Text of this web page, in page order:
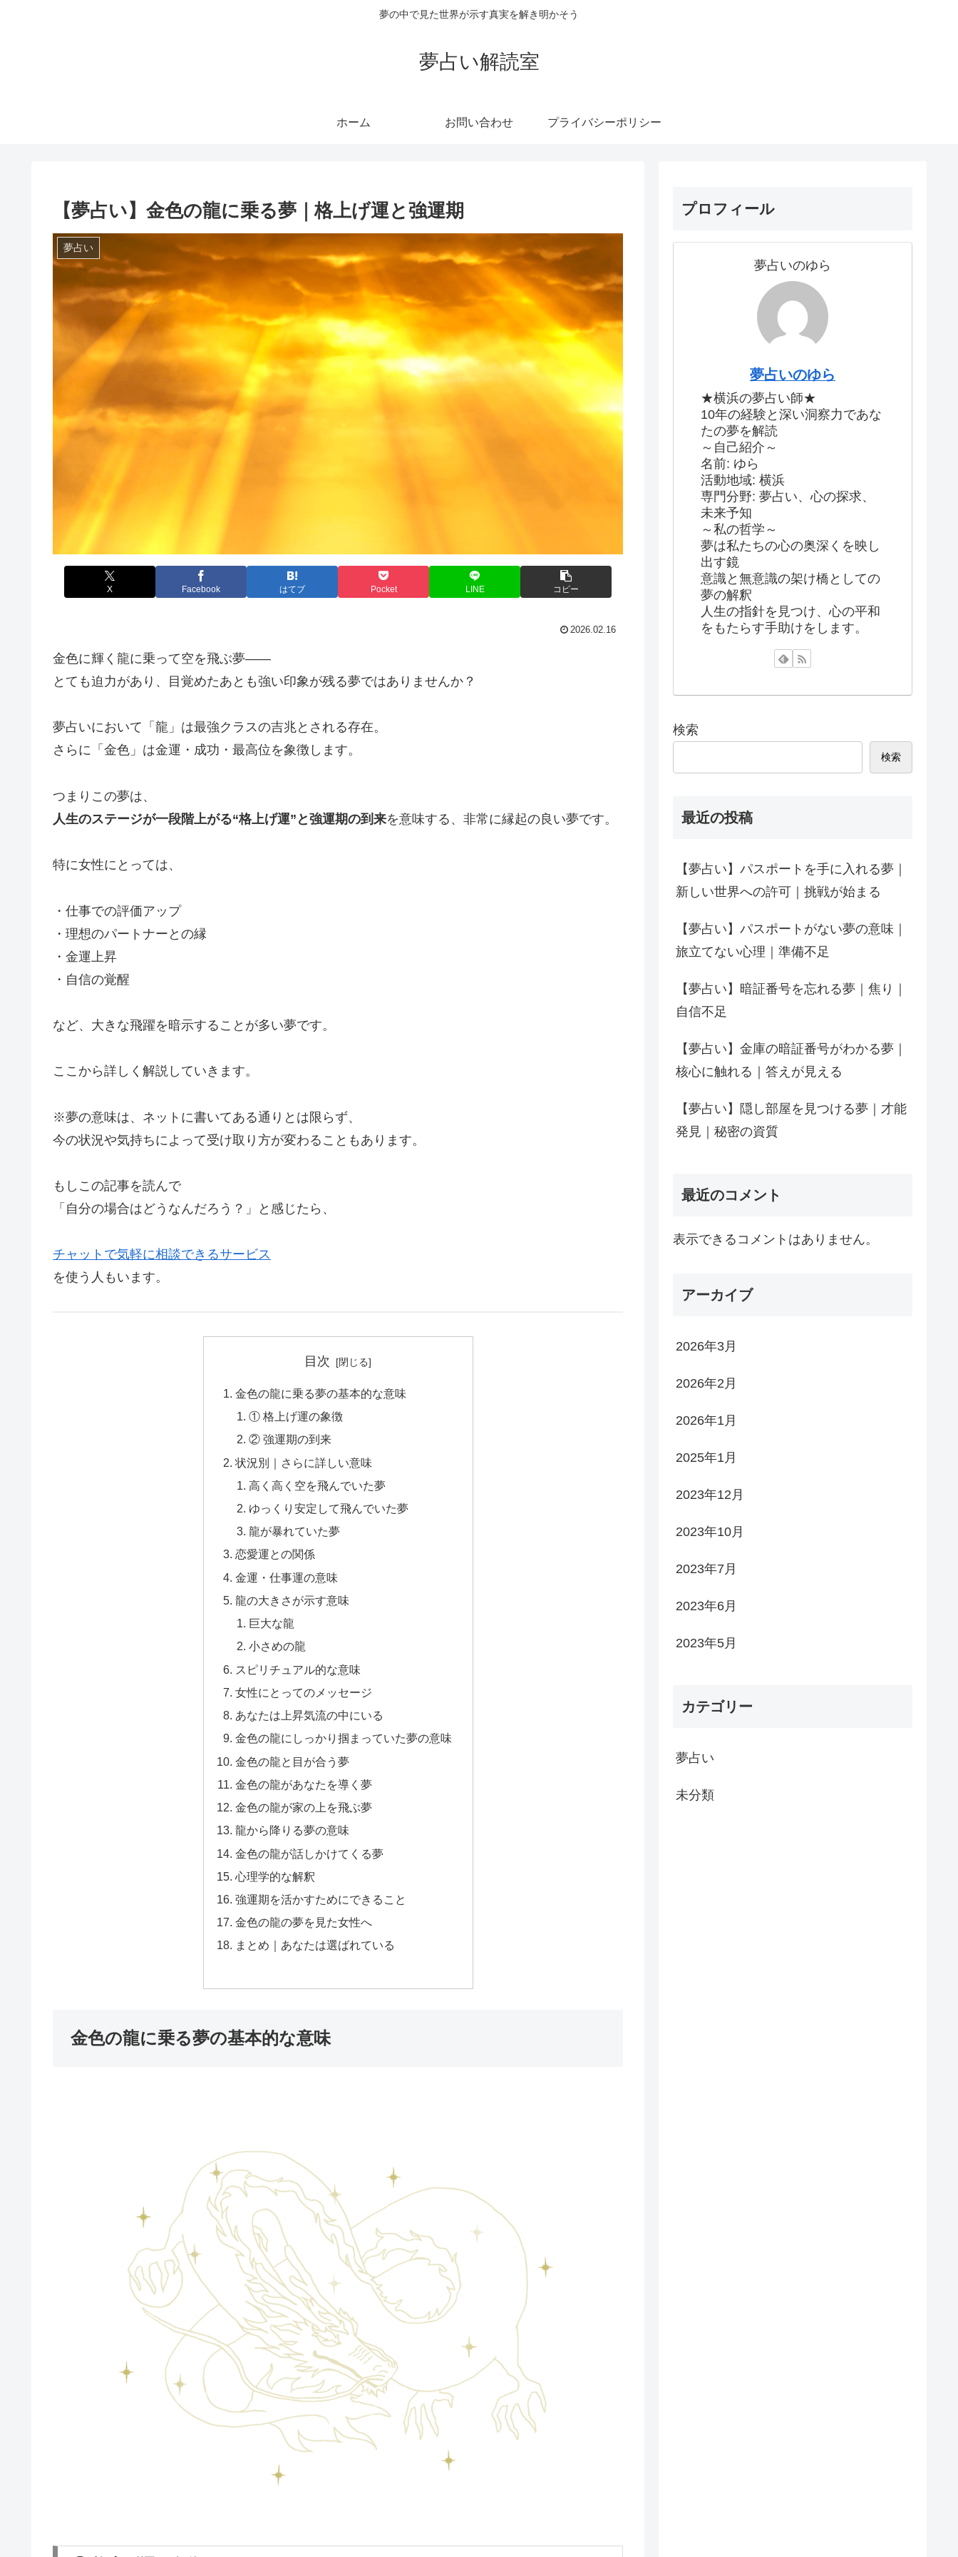
夢の中で見た世界が示す真実を解き明かそう
夢占い解読室
ホーム お問い合わせ プライバシーポリシー
【夢占い】金色の龍に乗る夢｜格上げ運と強運期
夢占い
X Facebook はてブ Pocket LINE コピー
2026.02.16
金色に輝く龍に乗って空を飛ぶ夢――
とても迫力があり、目覚めたあとも強い印象が残る夢ではありませんか？
夢占いにおいて「龍」は最強クラスの吉兆とされる存在。
さらに「金色」は金運・成功・最高位を象徴します。
つまりこの夢は、
人生のステージが一段階上がる“格上げ運”と強運期の到来を意味する、非常に縁起の良い夢です。
特に女性にとっては、
・仕事での評価アップ
・理想のパートナーとの縁
・金運上昇
・自信の覚醒
など、大きな飛躍を暗示することが多い夢です。
ここから詳しく解説していきます。
※夢の意味は、ネットに書いてある通りとは限らず、
今の状況や気持ちによって受け取り方が変わることもあります。
もしこの記事を読んで
「自分の場合はどうなんだろう？」と感じたら、
チャットで気軽に相談できるサービス
を使う人もいます。
目次
金色の龍に乗る夢の基本的な意味
① 格上げ運の象徴
② 強運期の到来
状況別｜さらに詳しい意味
高く高く空を飛んでいた夢
ゆっくり安定して飛んでいた夢
龍が暴れていた夢
恋愛運との関係
金運・仕事運の意味
龍の大きさが示す意味
巨大な龍
小さめの龍
スピリチュアル的な意味
女性にとってのメッセージ
あなたは上昇気流の中にいる
金色の龍にしっかり掴まっていた夢の意味
金色の龍と目が合う夢
金色の龍があなたを導く夢
金色の龍が家の上を飛ぶ夢
龍から降りる夢の意味
金色の龍が話しかけてくる夢
心理学的な解釈
強運期を活かすためにできること
金色の龍の夢を見た女性へ
まとめ｜あなたは選ばれている
金色の龍に乗る夢の基本的な意味
プロフィール
夢占いのゆら
夢占いのゆら
★横浜の夢占い師★
10年の経験と深い洞察力であな
たの夢を解読
～自己紹介～
名前: ゆら
活動地域: 横浜
専門分野: 夢占い、心の探求、
未来予知
～私の哲学～
夢は私たちの心の奥深くを映し
出す鏡
意識と無意識の架け橋としての
夢の解釈
人生の指針を見つけ、心の平和
をもたらす手助けをします。
検索
検索
最近の投稿
【夢占い】パスポートを手に入れる夢｜
新しい世界への許可｜挑戦が始まる
【夢占い】パスポートがない夢の意味｜
旅立てない心理｜準備不足
【夢占い】暗証番号を忘れる夢｜焦り｜
自信不足
【夢占い】金庫の暗証番号がわかる夢｜
核心に触れる｜答えが見える
【夢占い】隠し部屋を見つける夢｜才能
発見｜秘密の資質
最近のコメント
表示できるコメントはありません。
アーカイブ
2026年3月
2026年2月
2026年1月
2025年1月
2023年12月
2023年10月
2023年7月
2023年6月
2023年5月
カテゴリー
夢占い
未分類